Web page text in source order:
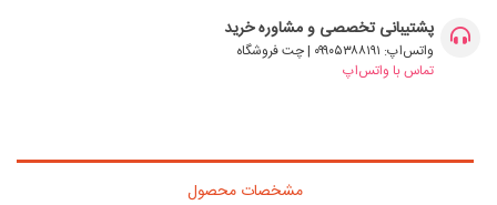
پشتیبانی تخصصی و مشاوره خرید
واتس‌اپ: ۰۹۹۰۵۳۸۸۱۹۱ | چت فروشگاه
تماس با واتس‌اپ
مشخصات محصول